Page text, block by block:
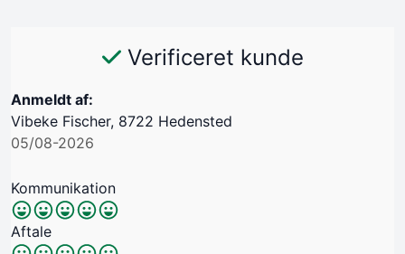
Verificeret kunde
Anmeldt af:
Vibeke Fischer, 8722 Hedensted
05/08-2026
Kommunikation
Aftale